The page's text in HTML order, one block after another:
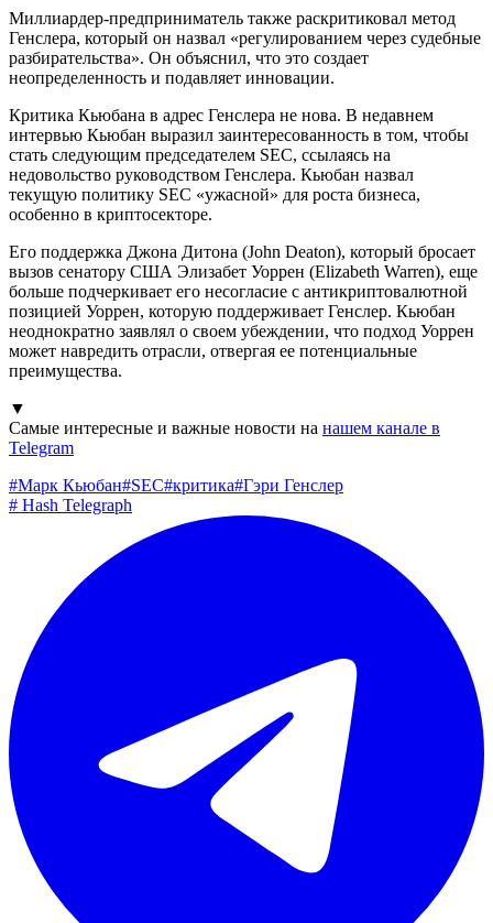
Миллиардер-предприниматель также раскритиковал метод
Генслера, который он назвал «регулированием через судебные
разбирательства». Он объяснил, что это создает
неопределенность и подавляет инновации.
Критика Кьюбана в адрес Генслера не нова. В недавнем
интервью Кьюбан выразил заинтересованность в том, чтобы
стать следующим председателем SEC, ссылаясь на
недовольство руководством Генслера. Кьюбан назвал
текущую политику SEC «ужасной» для роста бизнеса,
особенно в криптосекторе.
Его поддержка Джона Дитона (John Deaton), который бросает
вызов сенатору США Элизабет Уоррен (Elizabeth Warren), еще
больше подчеркивает его несогласие с антикриптовалютной
позицией Уоррен, которую поддерживает Генслер. Кьюбан
неоднократно заявлял о своем убеждении, что подход Уоррен
может навредить отрасли, отвергая ее потенциальные
преимущества.
▼
Самые интересные и важные новости на нашем канале в
Telegram
#Марк Кьюбан#SEC#критика#Гэри Генслер
# Hash Telegraph